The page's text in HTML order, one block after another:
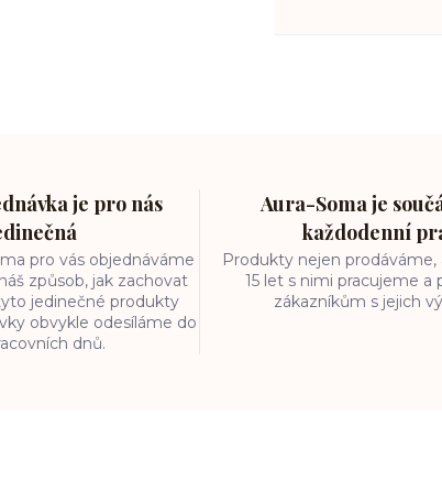
je pro nás
pro vás objednáváme
způsob, jak zachovat
jedinečné produkty
obvykle odesíláme do
dnů.
Aura-Soma je
každodenní
Produkty nejen prodáváme,
15 let s nimi pracujeme a
zákazníkům s jejich